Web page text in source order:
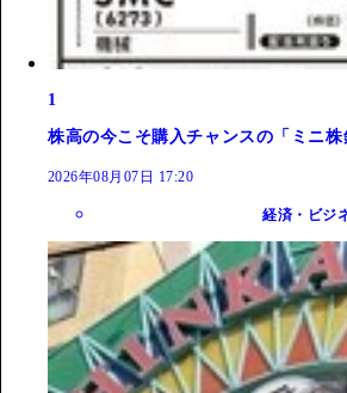
1
株高の今こそ購入チャンスの「ミニ
2026年08月07日 17:20
経済・ビジ